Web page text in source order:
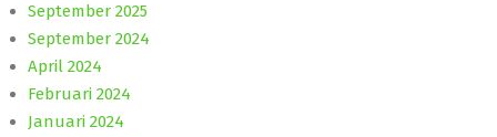
September 2025
September 2024
April 2024
Februari 2024
Januari 2024